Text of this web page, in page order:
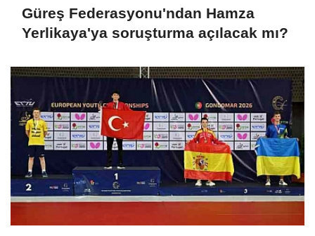
Güreş Federasyonu'ndan Hamza
Yerlikaya'ya soruşturma açılacak mı?